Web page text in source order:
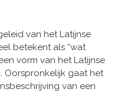
van het Latijnse
betekent als “wat
vorm van het Latijnse
Oorspronkelijk gaat het
van een